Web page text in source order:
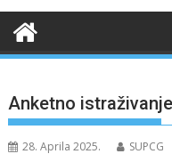
Anketno
28. Aprila 2025. SUPCG